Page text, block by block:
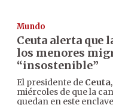
Mundo
Ceuta alerta que
los menores
“insostenible”
El presidente de Ceuta,
miércoles de que la
quedan en este